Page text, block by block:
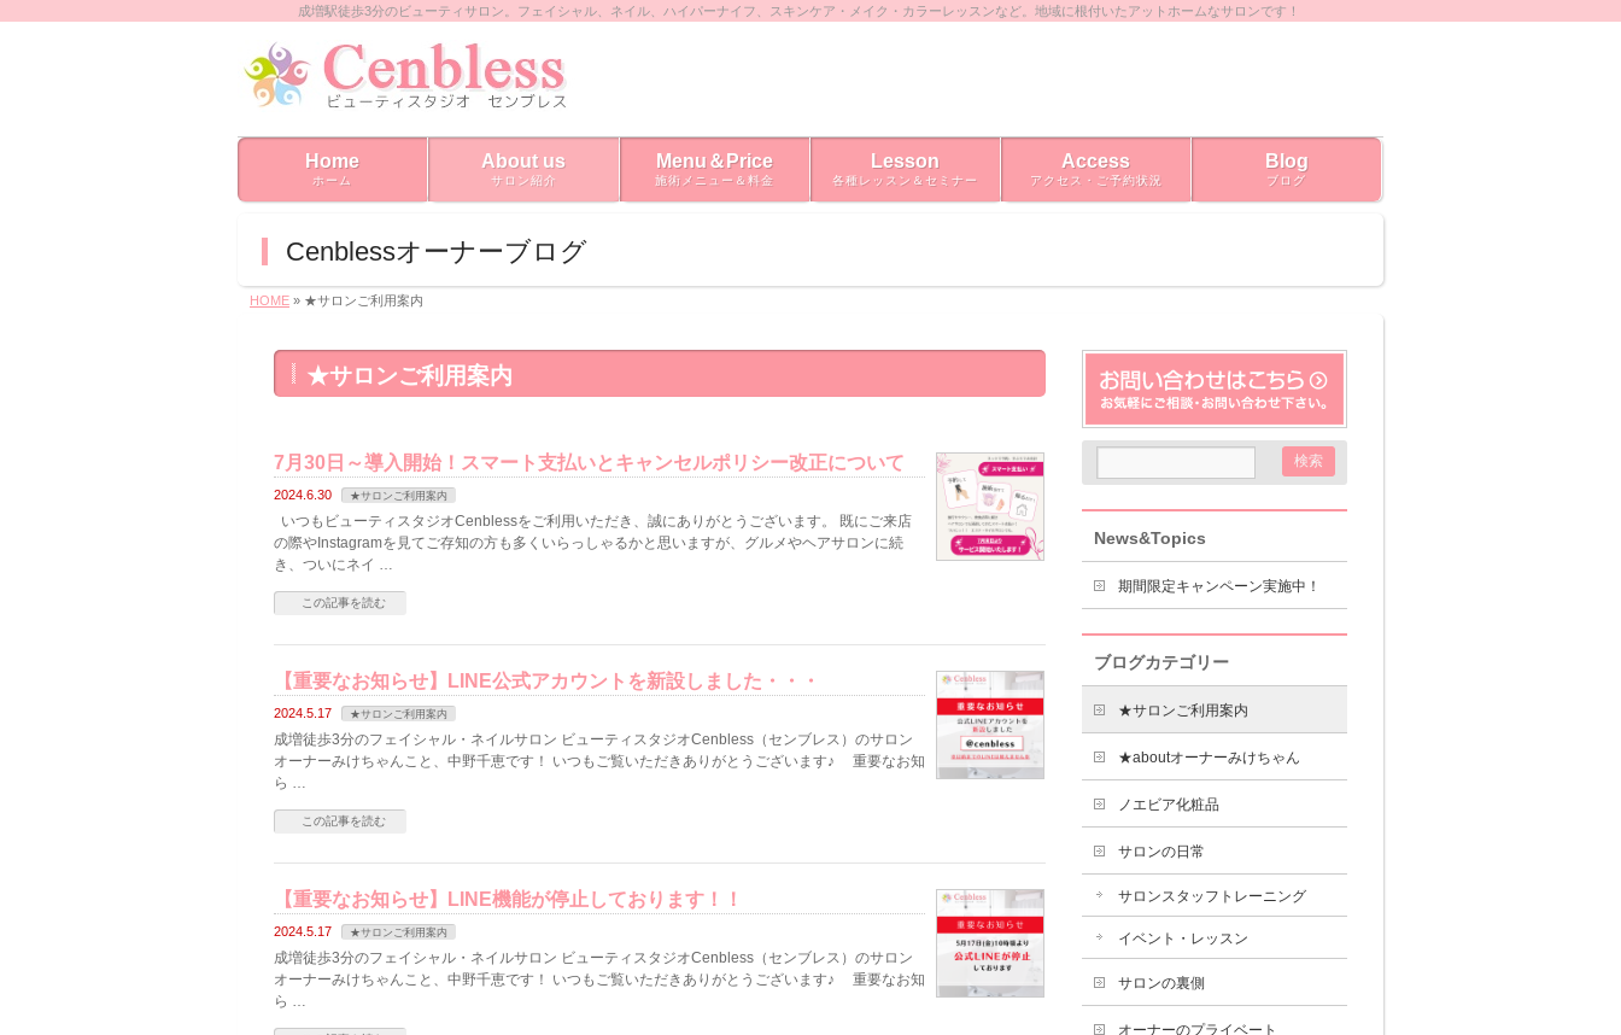
成増駅徒歩3分のビューティサロン。フェイシャル、ネイル、ハイパーナイフ、スキンケア・メイク・カラーレッスンなど。地域に根付いたアットホームなサロンです！
Home
ホーム
About us
サロン紹介
Menu＆Price
施術メニュー＆料金
Lesson
各種レッスン＆セミナー
Access
アクセス・ご予約状況
Blog
ブログ
Cenblessオーナーブログ
HOME » ★サロンご利用案内
★サロンご利用案内
7月30日～導入開始！スマート支払いとキャンセルポリシー改正について
2024.6.30 ★サロンご利用案内
いつもビューティスタジオCenblessをご利用いただき、誠にありがとうございます。 既にご来店
の際やInstagramを見てご存知の方も多くいらっしゃるかと思いますが、グルメやヘアサロンに続
き、ついにネイ …
この記事を読む
【重要なお知らせ】LINE公式アカウントを新設しました・・・
2024.5.17 ★サロンご利用案内
成増徒歩3分のフェイシャル・ネイルサロン ビューティスタジオCenbless（センブレス）のサロン
オーナーみけちゃんこと、中野千恵です！ いつもご覧いただきありがとうございます♪ 重要なお知
ら …
この記事を読む
【重要なお知らせ】LINE機能が停止しております！！
2024.5.17 ★サロンご利用案内
成増徒歩3分のフェイシャル・ネイルサロン ビューティスタジオCenbless（センブレス）のサロン
オーナーみけちゃんこと、中野千恵です！ いつもご覧いただきありがとうございます♪ 重要なお知
ら …
News&Topics
期間限定キャンペーン実施中！
ブログカテゴリー
★サロンご利用案内
★aboutオーナーみけちゃん
ノエビア化粧品
サロンの日常
サロンスタッフトレーニング
イベント・レッスン
サロンの裏側
オーナーのプライベート